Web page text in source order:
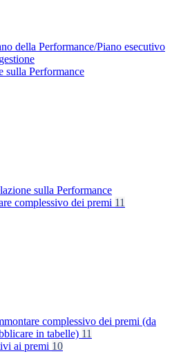
della Performance/Piano esecutivo
sulla Performance
sulla Performance
complessivo dei premi 11
complessivo dei premi (da
in tabelle) 11
ai premi 10